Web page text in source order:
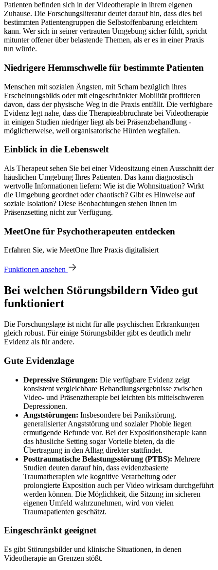
Patienten befinden sich in der Videotherapie in ihrem eigenen
Zuhause. Die Forschungsliteratur deutet darauf hin, dass dies bei
bestimmten Patientengruppen die Selbstoffenbarung erleichtern
kann. Wer sich in seiner vertrauten Umgebung sicher fühlt, spricht
mitunter offener über belastende Themen, als er es in einer Praxis
tun würde.
Niedrigere Hemmschwelle für bestimmte Patienten
Menschen mit sozialen Ängsten, mit Scham bezüglich ihres
Erscheinungsbilds oder mit eingeschränkter Mobilität profitieren
davon, dass der physische Weg in die Praxis entfällt. Die verfügbare
Evidenz legt nahe, dass die Therapieabbruchrate bei Videotherapie
in einigen Studien niedriger liegt als bei Präsenzbehandlung -
möglicherweise, weil organisatorische Hürden wegfallen.
Einblick in die Lebenswelt
Als Therapeut sehen Sie bei einer Videositzung einen Ausschnitt der
häuslichen Umgebung Ihres Patienten. Das kann diagnostisch
wertvolle Informationen liefern: Wie ist die Wohnsituation? Wirkt
die Umgebung geordnet oder chaotisch? Gibt es Hinweise auf
soziale Isolation? Diese Beobachtungen stehen Ihnen im
Präsenzsetting nicht zur Verfügung.
MeetOne für Psychotherapeuten entdecken
Erfahren Sie, wie MeetOne Ihre Praxis digitalisiert
Funktionen ansehen
Bei welchen Störungsbildern Video gut
funktioniert
Die Forschungslage ist nicht für alle psychischen Erkrankungen
gleich robust. Für einige Störungsbilder gibt es deutlich mehr
Evidenz als für andere.
Gute Evidenzlage
Depressive Störungen: Die verfügbare Evidenz zeigt
konsistent vergleichbare Behandlungsergebnisse zwischen
Video- und Präsenztherapie bei leichten bis mittelschweren
Depressionen.
Angststörungen: Insbesondere bei Panikstörung,
generalisierter Angststörung und sozialer Phobie liegen
ermutigende Befunde vor. Bei der Expositionstherapie kann
das häusliche Setting sogar Vorteile bieten, da die
Übertragung in den Alltag direkter stattfindet.
Posttraumatische Belastungsstörung (PTBS): Mehrere
Studien deuten darauf hin, dass evidenzbasierte
Traumatherapien wie kognitive Verarbeitung oder
prolongierte Exposition auch per Video wirksam durchgeführt
werden können. Die Möglichkeit, die Sitzung im sicheren
eigenen Umfeld wahrzunehmen, wird von vielen
Traumapatienten geschätzt.
Eingeschränkt geeignet
Es gibt Störungsbilder und klinische Situationen, in denen
Videotherapie an Grenzen stößt.